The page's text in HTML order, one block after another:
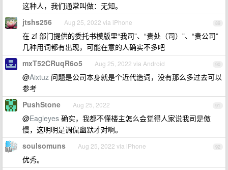
这种人，我们通常叫做：无知。
89
jtshs256 Aug 25, 2022 via iPhone
在 zf 部门提供的委托书模版里“我司”、“贵处（司）”、“贵公司”
几种用词都有出现，可能在意的人确实不多吧
90
mxT52CRuqR6o5 Aug 25, 2022 via Android
@Aixtuz 问题是公司本身就是个近代造词，没有那么多过去可以
参考
91
PushStone Aug 25, 2022
@Eagleyes 确实，我都不懂楼主怎么会觉得人家说我司是傲
慢，这明明是调侃幽默才对啊。
92
soulsomuns Aug 25, 2022 via iPhone
优秀。